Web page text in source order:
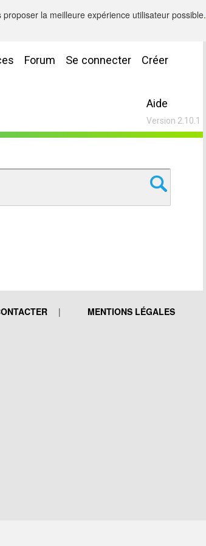
Forum Se connecter Créer
Aide
Version 2.10.1
MENTIONS LÉGALES
la meilleure expérience utilisateur possible.